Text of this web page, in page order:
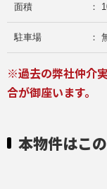
面積 ：
駐車場 ：
※過去の弊社仲介
合が御座います。
本物件はこ